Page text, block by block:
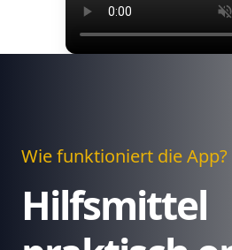
Wie funktioniert die App?
Hilfsmittel